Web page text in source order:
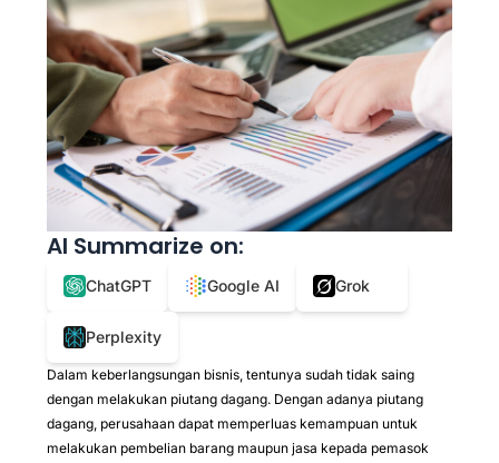
AI Summarize on:
ChatGPT Google AI Grok
Perplexity
Dalam keberlangsungan bisnis, tentunya sudah tidak saing
dengan melakukan piutang dagang. Dengan adanya piutang
dagang, perusahaan dapat memperluas kemampuan untuk
melakukan pembelian barang maupun jasa kepada pemasok